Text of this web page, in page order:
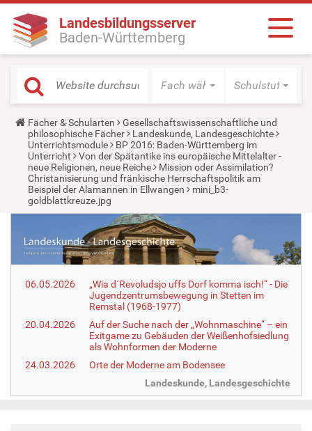
Landesbildungsserver
Baden-Württemberg
Fach wählen Schulstufe
Y
o
u
a
r
e
h
e
r
Fächer & Schularten
Gesellschaftswissenschaftliche und
philosophische Fächer
Landeskunde, Landesgeschichte
Unterrichtsmodule
BP 2016: Baden-Württemberg im
Unterricht
Von der Spätantike ins europäische Mittelalter -
neue Religionen, neue Reiche
Mission oder Assimilation?
Christanisierung und fränkische Herrschaftspolitik am
Beispiel der Alamannen in Ellwangen
mini_b3-
goldblattkreuze.jpg
06.05.2026
„Wia d´Revoludsjo uffs Dorf komma isch!“ - Die
Jugendzentrumsbewegung in Stetten im
Remstal (1968-1977)
20.04.2026
Auf der Suche nach der „Wohnmaschine“ – ein
Exitgame zu Gebäuden der Weißenhofsiedlung
als Wohnformen der Moderne
24.03.2026
Orte der Moderne am Bodensee
Landeskunde, Landesgeschichte